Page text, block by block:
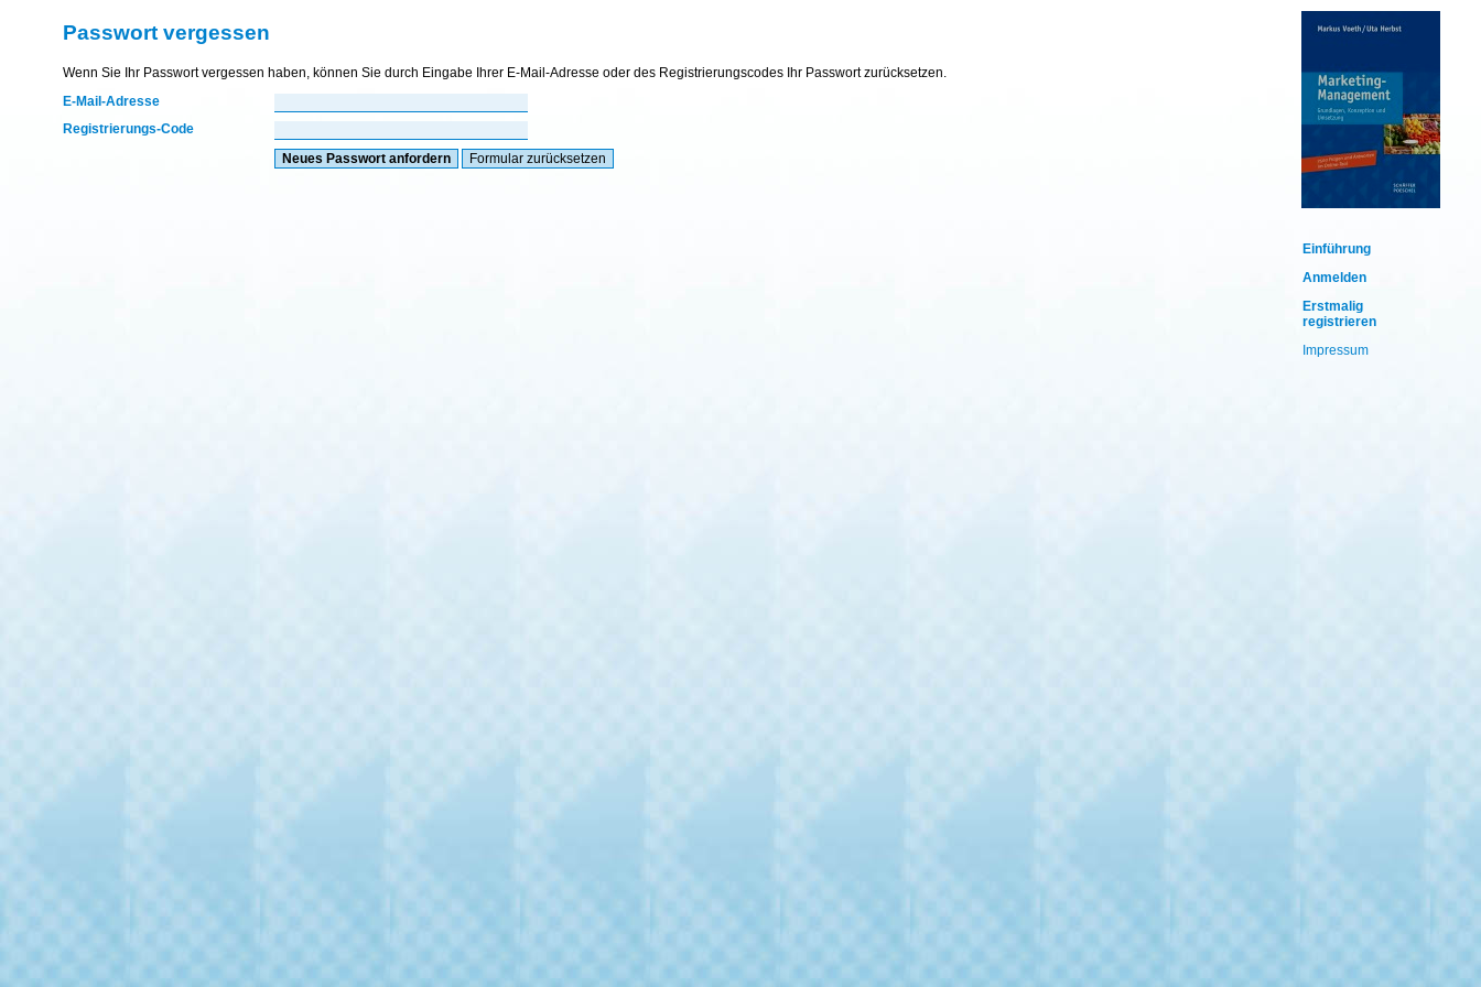
Einführung
Anmelden
Erstmalig
registrieren
Impressum
Passwort vergessen
Wenn Sie Ihr Passwort vergessen haben, können Sie durch Eingabe Ihrer E-Mail-Adresse oder des Registrierungscodes Ihr Passwort zurücksetzen.
E-Mail-Adresse
Registrierungs-Code